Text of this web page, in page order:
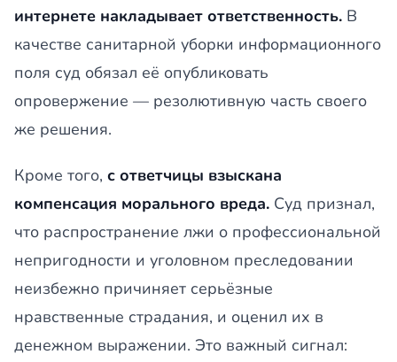
интернете накладывает ответственность. В
качестве санитарной уборки информационного
поля суд обязал её опубликовать
опровержение — резолютивную часть своего
же решения.
Кроме того, с ответчицы взыскана
компенсация морального вреда. Суд признал,
что распространение лжи о профессиональной
непригодности и уголовном преследовании
неизбежно причиняет серьёзные
нравственные страдания, и оценил их в
денежном выражении. Это важный сигнал: